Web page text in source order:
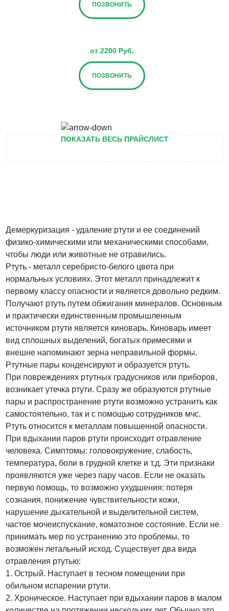
ПОЗВОНИТЬ
от 2200 Руб.
ПОЗВОНИТЬ
Договорная
ПОЗВОНИТЬ
от 1500 Руб.
ПОЗВОНИТЬ
от 3000 Руб.
ПОЗВОНИТЬ
от 5000 руб.
ПОЗВОНИТЬ
Договорная
ПОЗВОНИТЬ
ПОКАЗАТЬ ВЕСЬ ПРАЙСЛИСТ
Демеркуризация - удаление ртути и ее соединений
физико-химическими или механическими способами,
чтобы люди или животные не отравились.
Ртуть - металл серебристо-белого цвета при
нормальных условиях. Этот металл принадлежит к
первому классу опасности и является довольно редким.
Получают ртуть путем обжигания минералов. Основным
и практически единственным промышленным
источником ртути является киноварь. Киноварь имеет
вид сплошных выделений, богатых примесями и
внешне напоминают зерна неправильной формы.
Ртутные пары конденсируют и образуется ртуть.
При повреждениях ртутных градусников или приборов,
возникает утечка ртути. Сразу же образуются ртутные
пары и распространение ртути возможно устранить как
самостоятельно, так и с помощью сотрудников мчс.
Ртуть относится к металлам повышенной опасности.
При вдыхании паров ртути происходит отравление
человека. Симптомы: головокружение, слабость,
температура, боли в грудной клетке и т.д. Эти признаки
проявляются уже через пару часов. Если не оказать
первую помощь, то возможно ухудшения: потеря
сознания, понижение чувствительности кожи,
нарушение дыхательной и выделительной систем,
частое мочеиспускание, коматозное состояние. Если не
принимать мер по устранению это проблемы, то
возможен летальный исход. Существует два вида
отравления ртутью:
1. Острый. Наступает в тесном помещении при
обильном испарении ртути.
2. Хроническое. Наступает при вдыхании паров в малом